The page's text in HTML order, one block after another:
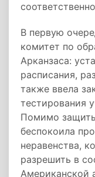
В первую
комитет по
Арканзаса:
расписания,
также ввела
тестирования
Помимо
беспокоила
неравенства,
разрешить в
Американской